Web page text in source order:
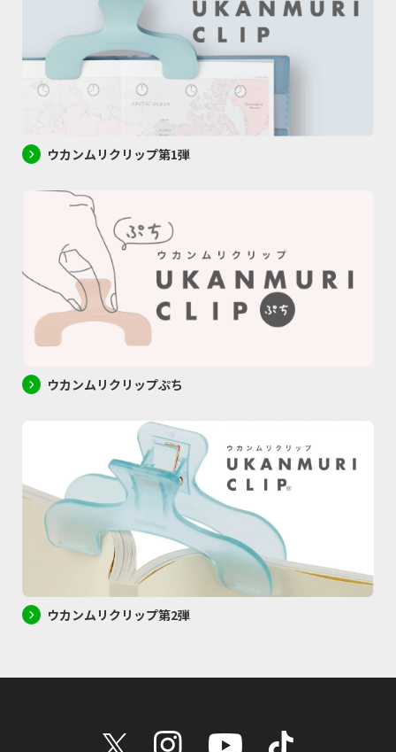
ウカンムリクリップ第1弾
ウカンムリクリップぷち
ウカンムリクリップ第2弾